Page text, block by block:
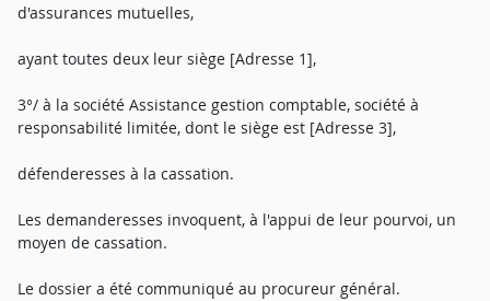
d'assurances mutuelles,
ayant toutes deux leur siège [Adresse 1],
3°/ à la société Assistance gestion comptable, société à
responsabilité limitée, dont le siège est [Adresse 3],
défenderesses à la cassation.
Les demanderesses invoquent, à l'appui de leur pourvoi, un
moyen de cassation.
Le dossier a été communiqué au procureur général.